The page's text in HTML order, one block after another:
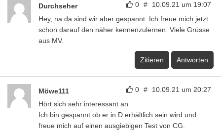
0 # 10.09.21 um 19:07
Durchseher
Hey, na da sind wir aber gespannt. Ich freue mich jetzt
schon darauf den näher kennenzulernen. Viele Grüsse
aus MV.
Zitieren Antworten
0 # 10.09.21 um 20:27
Möwe111
Hört sich sehr interessant an.
Ich bin gespannt ob er in D erhältlich sein wird und
freue mich auf einen ausgiebigen Test von CG.